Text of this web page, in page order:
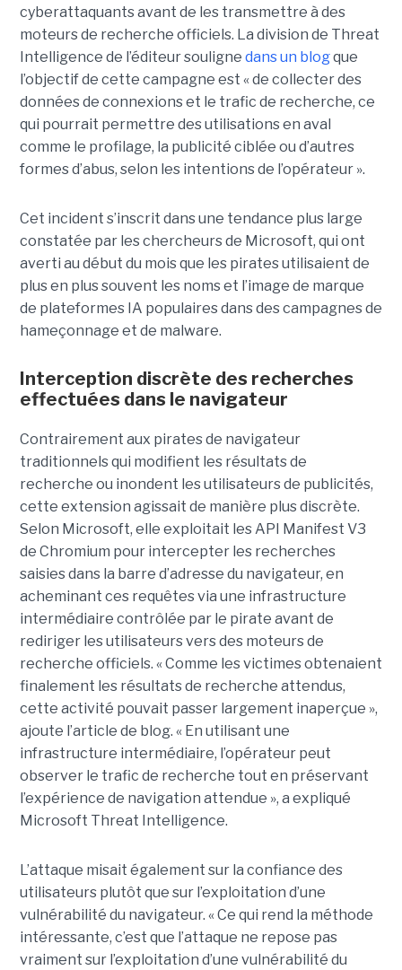
cyberattaquants avant de les transmettre à des
moteurs de recherche officiels. La division de Threat
Intelligence de l’éditeur souligne dans un blogque
l’objectif de cette campagne est « de collecter des
données de connexions et le trafic de recherche, ce
qui pourrait permettre des utilisations en aval
comme le profilage, la publicité ciblée ou d’autres
formes d’abus, selon les intentions de l’opérateur ».
Cet incident s’inscrit dans une tendance plus large
constatée par les chercheurs de Microsoft, qui ont
averti au début du mois que les pirates utilisaient de
plus en plus souvent les noms et l’image de marque
de plateformes IA populaires dans des campagnes de
hameçonnage et de malware.
Interception discrète des recherches
effectuées dans le navigateur
Contrairement aux pirates de navigateur
traditionnels qui modifient les résultats de
recherche ou inondent les utilisateurs de publicités,
cette extension agissait de manière plus discrète.
Selon Microsoft, elle exploitait les API Manifest V3
de Chromium pour intercepter les recherches
saisies dans la barre d’adresse du navigateur, en
acheminant ces requêtes via une infrastructure
intermédiaire contrôlée par le pirate avant de
rediriger les utilisateurs vers des moteurs de
recherche officiels. « Comme les victimes obtenaient
finalement les résultats de recherche attendus,
cette activité pouvait passer largement inaperçue »,
ajoute l’article de blog. « En utilisant une
infrastructure intermédiaire, l’opérateur peut
observer le trafic de recherche tout en préservant
l’expérience de navigation attendue », a expliqué
Microsoft Threat Intelligence.
L’attaque misait également sur la confiance des
utilisateurs plutôt que sur l’exploitation d’une
vulnérabilité du navigateur. « Ce qui rend la méthode
intéressante, c’est que l’attaque ne repose pas
vraiment sur l’exploitation d’une vulnérabilité du